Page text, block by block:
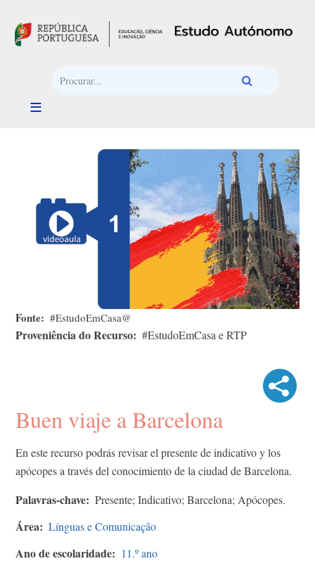
Fonte #EstudoEmCasa@
Proveniência do Recurso #EstudoEmCasa e RTP
Buen viaje a Barcelona
En este recurso podrás revisar el presente de indicativo y los
apócopes a través del conocimiento de la ciudad de Barcelona.
Palavras-chave Presente; Indicativo; Barcelona; Apócopes.
Área Línguas e Comunicação
Ano de escolaridade 11.º ano